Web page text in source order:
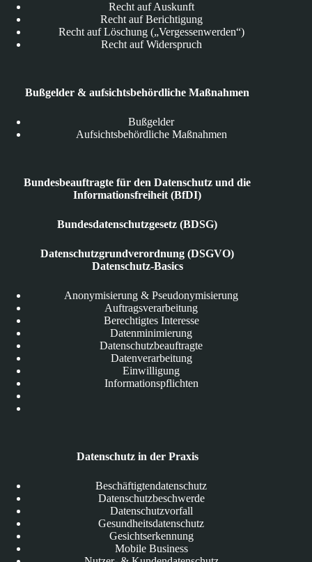
Recht auf Auskunft
Recht auf Berichtigung
Recht auf Löschung („Vergessenwerden“)
Recht auf Widerspruch
Bußgelder & aufsichtsbehördliche Maßnahmen
Bußgelder
Aufsichtsbehördliche Maßnahmen
Bundesbeauftragte für den Datenschutz und die
Informationsfreiheit (BfDI)
Bundesdatenschutzgesetz (BDSG)
Datenschutzgrundverordnung (DSGVO)
Datenschutz-Basics
Anonymisierung & Pseudonymisierung
Auftragsverarbeitung
Berechtigtes Interesse
Datenminimierung
Datenschutzbeauftragte
Datenverarbeitung
Einwilligung
Informationspflichten
Datenschutz in der Praxis
Beschäftigtendatenschutz
Datenschutzbeschwerde
Datenschutzvorfall
Gesundheitsdatenschutz
Gesichtserkennung
Mobile Business